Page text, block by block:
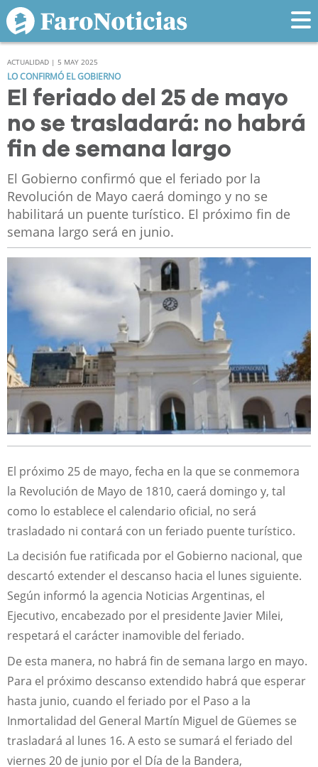
ACTUALIDAD | 5 MAY 2025
LO CONFIRMÓ EL GOBIERNO
El feriado del 25 de mayo
no se trasladará: no habrá
fin de semana largo
El Gobierno confirmó que el feriado por la
Revolución de Mayo caerá domingo y no se
habilitará un puente turístico. El próximo fin de
semana largo será en junio.
El próximo 25 de mayo, fecha en la que se conmemora
la Revolución de Mayo de 1810, caerá domingo y, tal
como lo establece el calendario oficial, no será
trasladado ni contará con un feriado puente turístico.
La decisión fue ratificada por el Gobierno nacional, que
descartó extender el descanso hacia el lunes siguiente.
Según informó la agencia Noticias Argentinas, el
Ejecutivo, encabezado por el presidente Javier Milei,
respetará el carácter inamovible del feriado.
De esta manera, no habrá fin de semana largo en mayo.
Para el próximo descanso extendido habrá que esperar
hasta junio, cuando el feriado por el Paso a la
Inmortalidad del General Martín Miguel de Güemes se
trasladará al lunes 16. A esto se sumará el feriado del
viernes 20 de junio por el Día de la Bandera,